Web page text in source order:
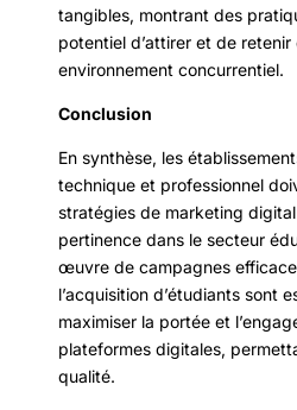
tangibles, montrant des
potentiel d’attirer et de
environnement concurrentiel.
Conclusion
En synthèse, les
technique et professionnel
stratégies de marketing
pertinence dans le secteur
œuvre de campagnes
l’acquisition d’étudiants sont
maximiser la portée et
plateformes digitales,
qualité.